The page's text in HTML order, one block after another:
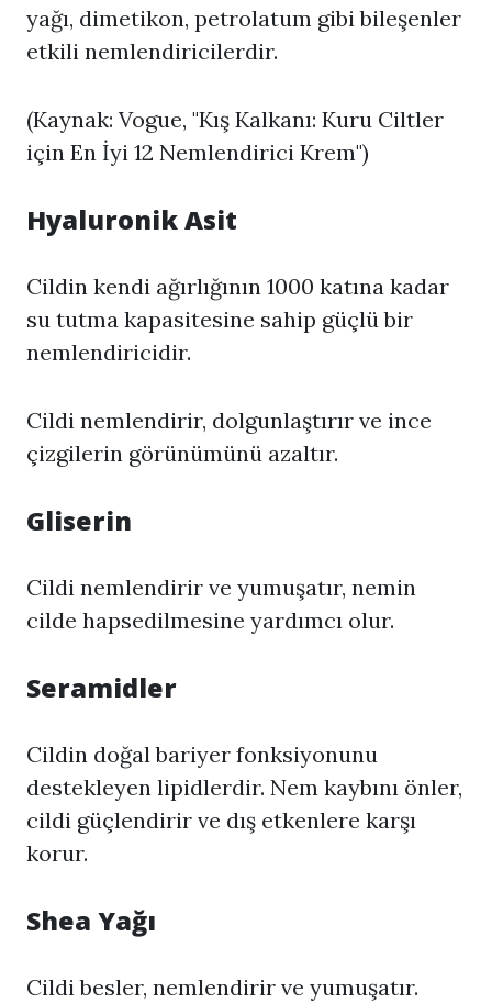
yağı, dimetikon, petrolatum gibi bileşenler
etkili nemlendiricilerdir.
(Kaynak: Vogue, "Kış Kalkanı: Kuru Ciltler
için En İyi 12 Nemlendirici Krem")
Hyaluronik Asit
Cildin kendi ağırlığının 1000 katına kadar
su tutma kapasitesine sahip güçlü bir
nemlendiricidir.
Cildi nemlendirir, dolgunlaştırır ve ince
çizgilerin görünümünü azaltır.
Gliserin
Cildi nemlendirir ve yumuşatır, nemin
cilde hapsedilmesine yardımcı olur.
Seramidler
Cildin doğal bariyer fonksiyonunu
destekleyen lipidlerdir. Nem kaybını önler,
cildi güçlendirir ve dış etkenlere karşı
korur.
Shea Yağı
Cildi besler, nemlendirir ve yumuşatır.